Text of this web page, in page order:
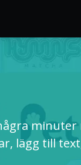
minuter
lägg till